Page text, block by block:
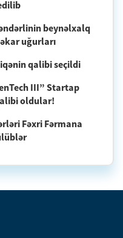
beynəlxalq
uğurları
qalibi seçildi
III” Startap
oldular!
Fəxri Fərmana